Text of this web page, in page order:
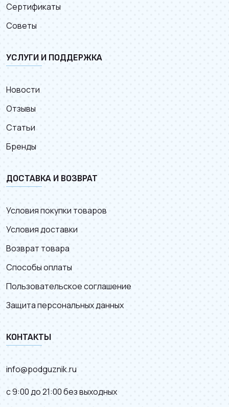
Сертификаты
Советы
УСЛУГИ И ПОДДЕРЖКА
Новости
Отзывы
Статьи
Бренды
ДОСТАВКА И ВОЗВРАТ
Условия покупки товаров
Условия доставки
Возврат товара
Способы оплаты
Пользовательское соглашение
Защита персональных данных
КОНТАКТЫ
info@podguznik.ru
с 9:00 до 21:00 без выходных